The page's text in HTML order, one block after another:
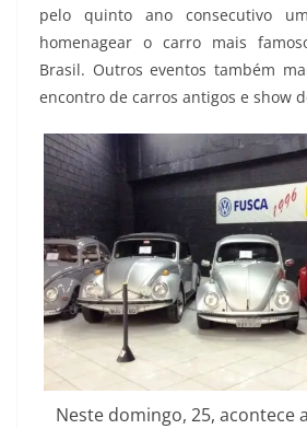
pelo quinto ano consecutivo
homenagear o carro mais
Brasil. Outros eventos também
encontro de carros antigos e show
Neste domingo, 25, acontece